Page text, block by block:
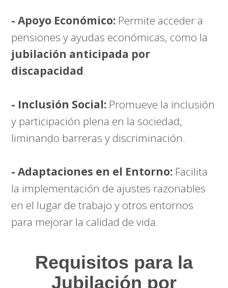
- Apoyo Económico: Permite acceder a
pensiones y ayudas económicas, como la
jubilación anticipada por
discapacidad.
- Inclusión Social: Promueve la inclusión
y participación plena en la sociedad,
liminando barreras y discriminación.
- Adaptaciones en el Entorno: Facilita
la implementación de ajustes razonables
en el lugar de trabajo y otros entornos
para mejorar la calidad de vida.
Requisitos para la
Jubilación por